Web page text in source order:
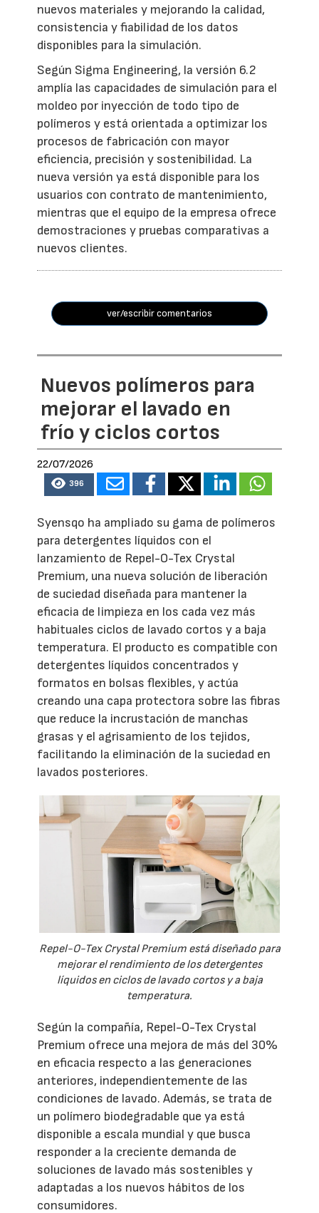
nuevos materiales y mejorando la calidad,
consistencia y fiabilidad de los datos
disponibles para la simulación.
Según Sigma Engineering, la versión 6.2
amplía las capacidades de simulación para el
moldeo por inyección de todo tipo de
polímeros y está orientada a optimizar los
procesos de fabricación con mayor
eficiencia, precisión y sostenibilidad. La
nueva versión ya está disponible para los
usuarios con contrato de mantenimiento,
mientras que el equipo de la empresa ofrece
demostraciones y pruebas comparativas a
nuevos clientes.
ver/escribir comentarios
Nuevos polímeros para
mejorar el lavado en
frío y ciclos cortos
22/07/2026
396
Syensqo ha ampliado su gama de polímeros
para detergentes líquidos con el
lanzamiento de Repel-O-Tex Crystal
Premium, una nueva solución de liberación
de suciedad diseñada para mantener la
eficacia de limpieza en los cada vez más
habituales ciclos de lavado cortos y a baja
temperatura. El producto es compatible con
detergentes líquidos concentrados y
formatos en bolsas flexibles, y actúa
creando una capa protectora sobre las fibras
que reduce la incrustación de manchas
grasas y el agrisamiento de los tejidos,
facilitando la eliminación de la suciedad en
lavados posteriores.
Repel-O-Tex Crystal Premium está diseñado para
mejorar el rendimiento de los detergentes
líquidos en ciclos de lavado cortos y a baja
temperatura.
Según la compañía, Repel-O-Tex Crystal
Premium ofrece una mejora de más del 30%
en eficacia respecto a las generaciones
anteriores, independientemente de las
condiciones de lavado. Además, se trata de
un polímero biodegradable que ya está
disponible a escala mundial y que busca
responder a la creciente demanda de
soluciones de lavado más sostenibles y
adaptadas a los nuevos hábitos de los
consumidores.